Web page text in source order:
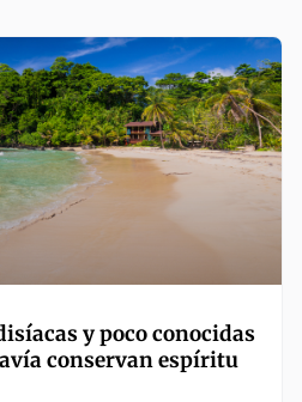
y poco conocidas
conservan espíritu